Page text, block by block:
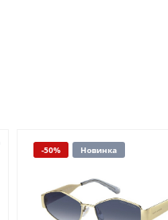
-50% Новинка